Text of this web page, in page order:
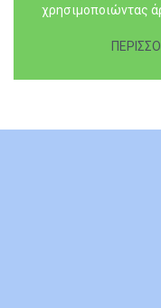
χρησιμοποιώντας
ικανοποιούν και